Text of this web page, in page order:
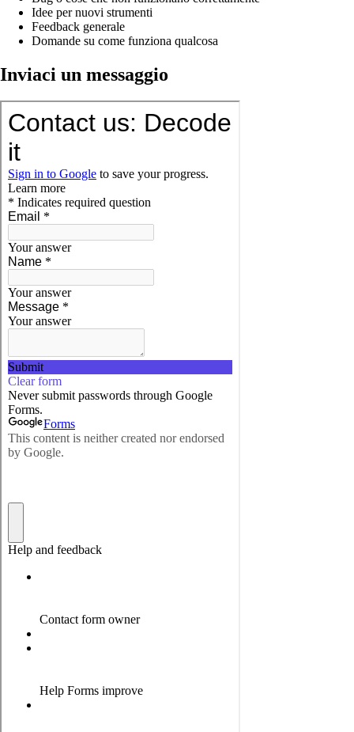
Idee per nuovi strumenti
Feedback generale
Domande su come funziona qualcosa
Inviaci un messaggio